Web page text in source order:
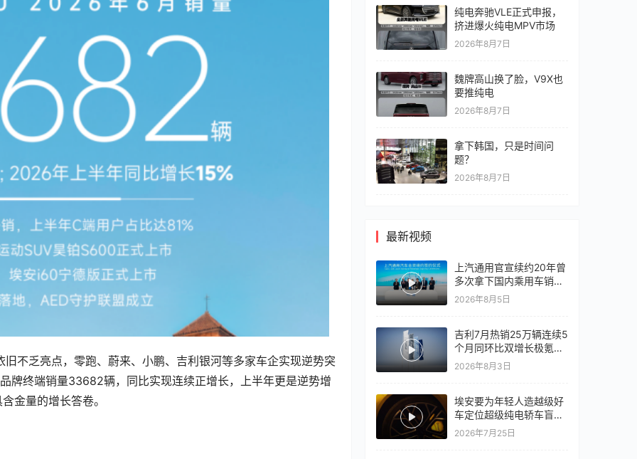
不乏亮点，零跑、蔚来、小鹏、吉利银河等多家车企实现逆势突
牌终端销量33682辆，同比实现连续正增长，上半年更是逆势增
金量的增长答卷。
纯电奔驰VLE正式申报，
挤进爆火纯电MPV市场
2026年8月7日
魏牌高山换了脸，V9X也
要推纯电
2026年8月7日
拿下韩国，只是时间问
题？
2026年8月7日
最新视频
上汽通用官宣续约20年曾
多次拿下国内乘用车销冠
竞争激烈，上汽通用有信
2026年8月5日
吉利7月热销25万辆连续5
个月同环比双增长极氪销
量同比翻倍，出口再破10
2026年8月3日
埃安要为年轻人造越级好
车定位超级纯电轿车盲猜
18万以上
2026年7月25日